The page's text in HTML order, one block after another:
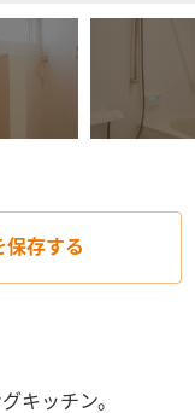
保存する
キッチン。